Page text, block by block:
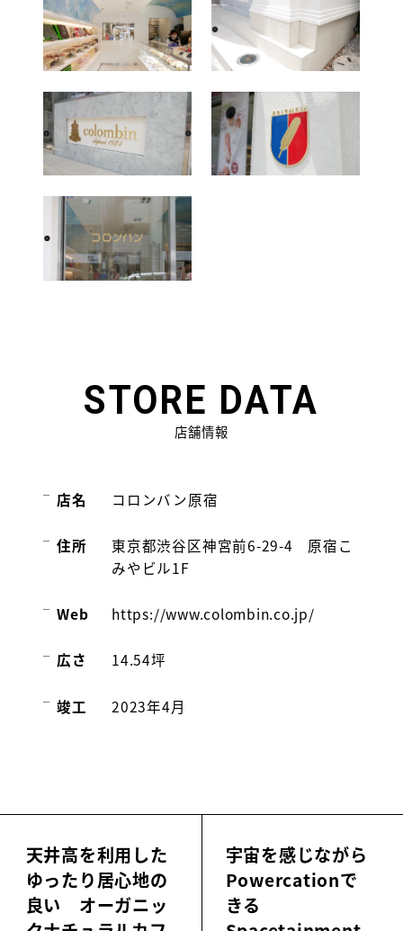
STORE DATA
店舗情報
店名 コロンバン原宿
住所
東京都渋谷区神宮前6-29-4 原宿こ
みやビル1F
Web https://www.colombin.co.jp/
広さ 14.54坪
竣工 2023年4月
天井高を利用した
ゆったり居心地の
良い オーガニッ
宇宙を感じながら
Powercationで
きる